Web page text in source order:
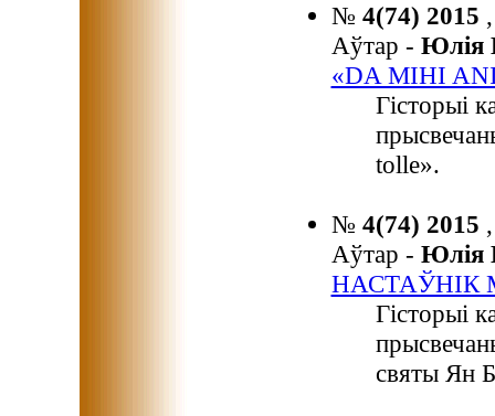
№ 4(74) 2015
Аўтар -
«DA MIHI
Гісторыі
tolle».
№ 4(74) 2015
Аўтар -
НАСТАЎНІК
Гісторыі
святы Ян